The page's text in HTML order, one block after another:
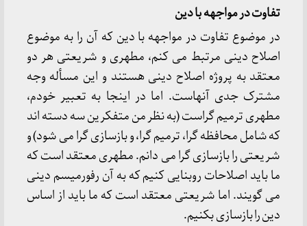
تفاوت در مواجهه با دین
در موضوع تفاوت در مواجهه با دین که آن را به موضوع
اصلاح دینی مرتبط می کنم، مطهری و شریعتی هر دو
معتقد به پروژه اصلاح دینی هستند و این مسأله وجه
مشترک جدی آنهاست. اما در اینجا به تعبیر خودم،
مطهری ترمیم گراست (به نظر من متفکرین سه دسته اند
که شامل محافظه گرا، ترمیم گرا، و بازسازی گرا می شود) و
شریعتی را بازسازی گرا می دانم. مطهری معتقد است که
ما باید اصلاحات روبنایی کنیم که به آن رفورمیسم دینی
می گویند. اما شریعتی معتقد است که ما باید از اساس
دین را بازسازی بکنیم.